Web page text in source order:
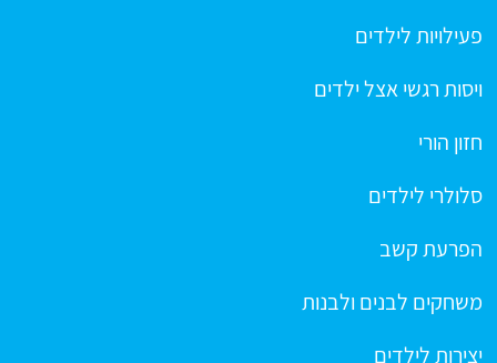
פעילויות לילדים
ויסות רגשי אצל ילדים
חזון הורי
סלולרי לילדים
הפרעת קשב
משחקים לבנים ולבנות
יצירות לילדים